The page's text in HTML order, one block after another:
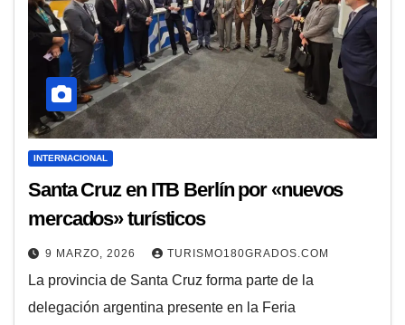
INTERNACIONAL
Santa Cruz en ITB Berlín por «nuevos
mercados» turísticos
9 MARZO, 2026 TURISMO180GRADOS.COM
La provincia de Santa Cruz forma parte de la
delegación argentina presente en la Feria